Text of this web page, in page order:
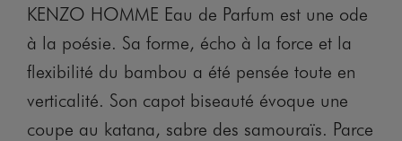
KENZO HOMME Eau de Parfum est une ode
à la poésie. Sa forme, écho à la force et la
flexibilité du bambou a été pensée toute en
verticalité. Son capot biseauté évoque une
coupe au katana, sabre des samouraïs. Parce